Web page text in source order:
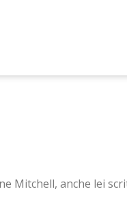
Mitchell, anche lei